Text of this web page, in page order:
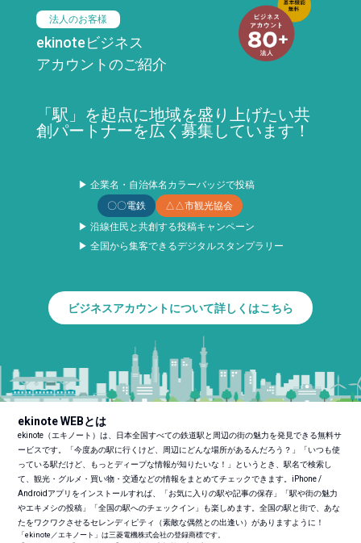
法人のお客様
ekinoteビジネス
アカウントのご紹介
「駅」を起点に地域を盛り上げたい共
創パートナーを広く募集しています！
▶ 企業名・自治体名カラーバッジで投稿
〇〇電鉄
△△市観光協会
▶ 沿線住民と共創する投稿キャンペーン
▶ 全国から集客できるデジタルスタンプラリー
ビジネスアカウントについて詳しくはこちら
ekinote WEBとは
ekinote（エキノート）は、日本全国すべての鉄道駅と周辺の街の魅力を発見できる無料サ
ービスです。「今度あの駅に行くけど、周辺にどんな場所があるんだろう？」「いつも使
っている駅だけど、もっとディープな情報が知りたいな！」というとき、駅名で検索し
て、観光・グルメ・買い物・交通などの情報をまとめてチェックできます。iPhone /
Androidアプリをインストールすれば、「お気に入りの駅や記事の保存」「駅や街の魅力
やエキメシの投稿」「全国の駅へのチェックイン」も楽しめます。全国の駅と街で、あな
たをワクワクさせるセレンディピティ（素敵な偶然との出逢い）がありますように！
「ekinote／エキノート」は三菱電機株式会社の登録商標です。